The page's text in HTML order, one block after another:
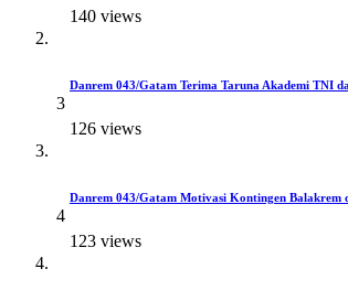
140 views
3
Danrem 043/Gatam Terima Taruna Akademi TNI
126 views
4
Danrem 043/Gatam Motivasi Kontingen
123 views